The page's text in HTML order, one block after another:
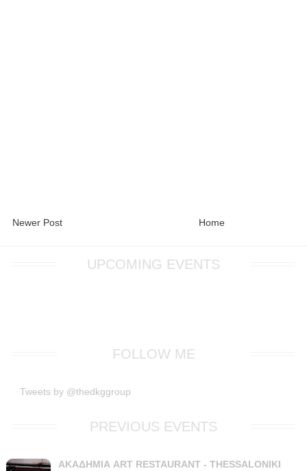
Newer Post Home
UPCOMING EVENTS
FOLLOW ME
Tweets by @thedkggroup
PREVIOUS EVENTS
ΑΚΑΔΗΜΙΑ ART RESTAURANT - THESSALONIKI